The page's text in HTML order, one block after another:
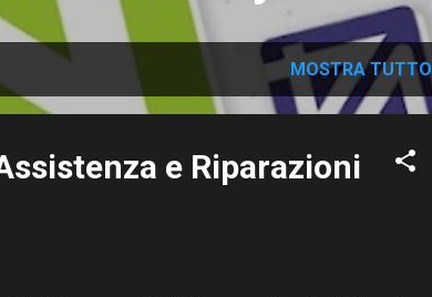
MOSTRA TUTTO
e Riparazioni